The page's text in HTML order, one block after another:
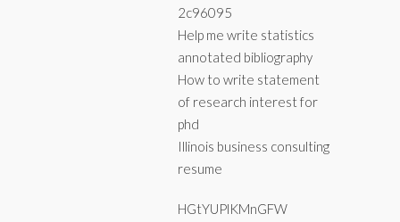
2c96095
Help me write statistics
annotated bibliography
How to write statement
of research interest for
phd
Illinois business consulting
resume
HGtYUPlKMnGFW